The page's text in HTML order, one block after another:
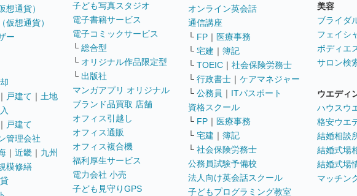
想通貨）
仮想通貨）
ー
｜ 戸建て ｜ 土地
｜ 戸建て
管理会社
｜ 近畿 ｜ 九州
模修繕
子ども写真スタジオ
電子書籍サービス
電子コミックサービス
└ 総合型
└ オリジナル作品限定型
└ 出版社
マンガアプリ オリジナル
ブランド品買取 店舗
オフィス引越し
オフィス通販
オフィス複合機
福利厚生サービス
電力会社 小売
子ども見守りGPS
オンライン英会話
通信講座
└ FP ｜ 医療事務
└ 宅建 ｜ 簿記
└ TOEIC ｜ 社会保険労務士
└ 行政書士 ｜ ケアマネジャー
└ 公務員 ｜ ITパスポート
資格スクール
└ FP ｜ 医療事務
└ 宅建 ｜ 簿記
└ 社会保険労務士
公務員試験予備校
法人向け英会話スクール
子どもプログラミング教室
美容
ブライダ
フェイシ
ボディエ
サロン検
ウエディ
ハウスウ
格安ウエ
結婚相談
結婚式場
結婚式場
マッチン